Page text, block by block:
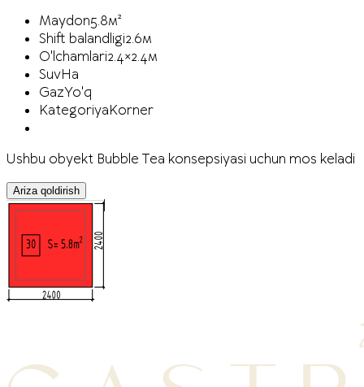
Maydon5.8м²
Shift balandligi2.6м
O'lchamlari2.4×2.4м
SuvHa
GazYo'q
KategoriyaKorner
Ushbu obyekt Bubble Tea konsepsiyasi uchun mos keladi
Ariza qoldirish